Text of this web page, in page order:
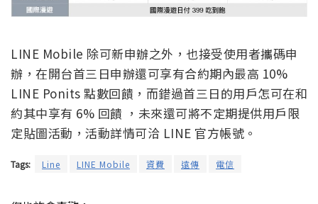
LINE Mobile 除可新申辦之外，也接受使用者攜碼申
辦，在開台首三日申辦還可享有合約期內最高 10%
LINE Ponits 點數回饋，而錯過首三日的用戶怎可在和
約其中享有 6% 回饋 ，未來還可將不定期提供用戶限
定貼圖活動，活動詳情可洽 LINE 官方帳號。
Tags: Line LINE Mobile 資費 遠傳 電信